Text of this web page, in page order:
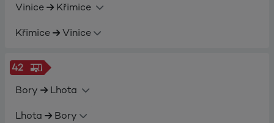
Vinice
Křimice
Křimice
Vinice
42
Bory
Lhota
Lhota
Bory